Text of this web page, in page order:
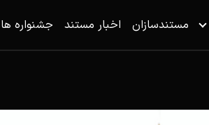
مستندسازان اخبار مستند جشنواره ها